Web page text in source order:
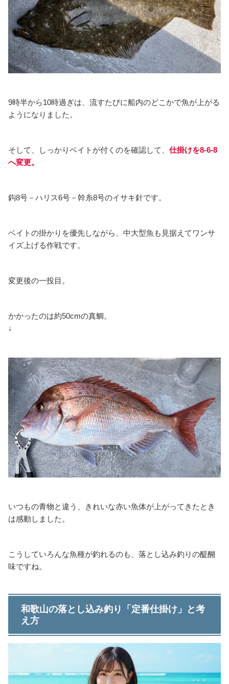
9時半から10時過ぎは、流すたびに船内のどこかで魚が上がる
ようになりました。
そして、しっかりベイトが付くのを確認して、 仕掛けを8-6-8
へ変更。
鈎8号－ハリス6号－幹糸8号のイサキ針です。
ベイトの掛かりを優先しながら、中大型魚も見据えてワンサ
イズ上げる作戦です。
変更後の一投目。
かかったのは約50cmの真鯛。
↓
いつもの青物と違う、きれいな赤い魚体が上がってきたとき
は感動しました。
こうしていろんな魚種が釣れるのも、落とし込み釣りの醍醐
味ですね。
和歌山の落とし込み釣り「定番仕掛け」と考
え方